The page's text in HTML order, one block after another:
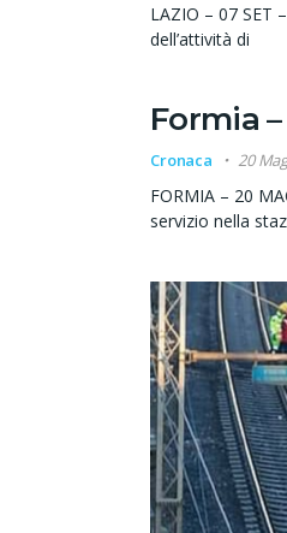
LAZIO – 07 SET
dell’attività di
Formia
Cronaca 20
FORMIA – 20
servizio nella